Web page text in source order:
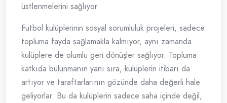
üstlenmelerini sağlıyor.
Futbol kulüplerinin sosyal sorumluluk projeleri, sadece
topluma fayda sağlamakla kalmıyor, aynı zamanda
kulüplere de olumlu geri dönüşler sağlıyor. Topluma
katkıda bulunmanın yanı sıra, kulüplerin itibarı da
artıyor ve taraftarlarının gözünde daha değerli hale
geliyorlar. Bu da kulüplerin sadece saha içinde değil,